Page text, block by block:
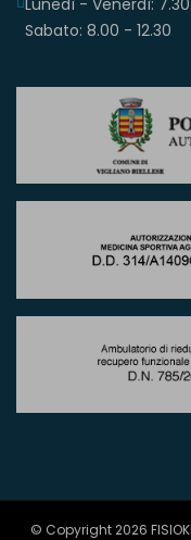
Lunedì - Venerdì:
Sabato: 8.00 - 12.30
© Copyright 2026